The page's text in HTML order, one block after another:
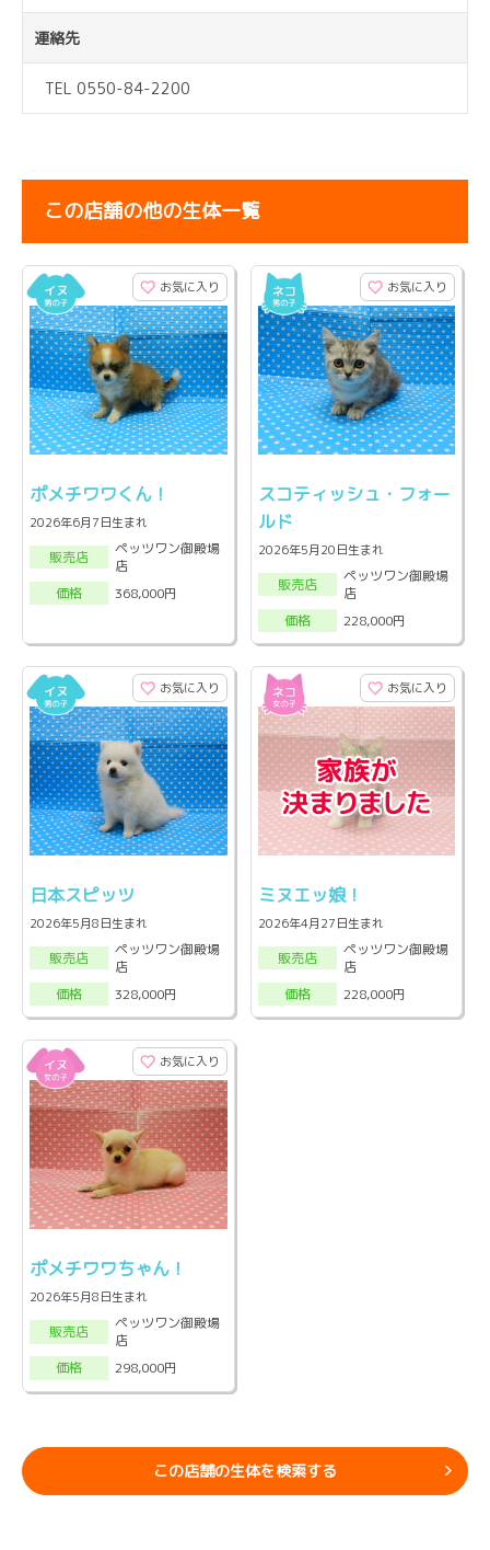
連絡先
TEL 0550-84-2200
この店舗の他の生体一覧
お気に入り
ポメチワワくん！
2026年6月7日生まれ
販売店
ペッツワン御殿場
店
価格
368,000円
お気に入り
スコティッシュ・フォー
ルド
2026年5月20日生まれ
販売店
ペッツワン御殿場
店
価格
228,000円
お気に入り
日本スピッツ
2026年5月8日生まれ
販売店
ペッツワン御殿場
店
価格
328,000円
お気に入り
ミヌエッ娘！
2026年4月27日生まれ
販売店
ペッツワン御殿場
店
価格
228,000円
お気に入り
ポメチワワちゃん！
2026年5月8日生まれ
販売店
ペッツワン御殿場
店
価格
298,000円
この店舗の生体を検索する